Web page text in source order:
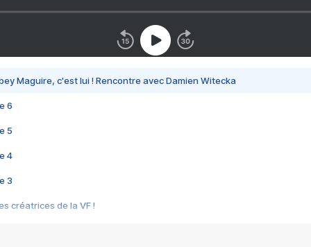
Maguire, c'est lui ! Rencontre avec Damien Witecka
6
5
4
3
créatrices de la VF !